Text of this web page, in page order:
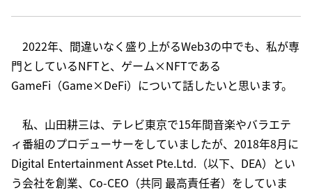
2022年、間違いなく盛り上がるWeb3の中でも、私が専
門としているNFTと、ゲーム×NFTである
GameFi（Game×DeFi）について話したいと思います。
私、山田耕三は、テレビ東京で15年間音楽やバラエテ
ィ番組のプロデューサーをしていましたが、2018年8月に
Digital Entertainment Asset Pte.Ltd.（以下、DEA）とい
う会社を創業、Co-CEO（共同 最高責任者）をしていま